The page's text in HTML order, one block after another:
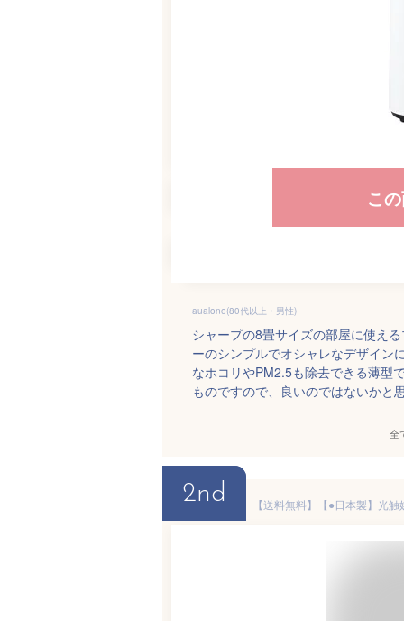
こ
aualone(80代以上・男性)
シャープの8畳サイズの部屋に使え
ーのシンプルでオシャレなデザイン
なホコリやPM2.5も除去できる薄型
ものですので、良いのではないかと
全
2nd